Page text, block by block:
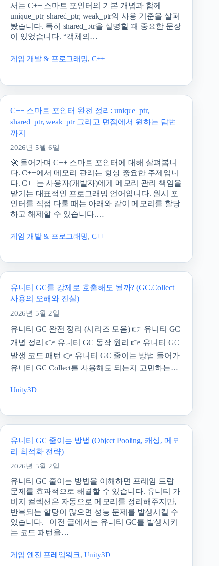
서는 C++ 스마트 포인터의 기본 개념과 함께
unique_ptr, shared_ptr, weak_ptr의 사용 기준을 살펴
봤습니다. 특히 shared_ptr을 설명할 때 중요한 문장
이 있었습니다. “객체의…
게임 개발 & 프로그래밍, C++
C++ 스마트 포인터 완전 정리: unique_ptr,
shared_ptr, weak_ptr 그리고 면접에서 원하는 답변
까지
2026년 5월 6일
🚀 들어가며 C++ 스마트 포인터에 대해 살펴봅니
다. C++에서 메모리 관리는 항상 중요한 주제입니
다. C++는 사용자(개발자)에게 메모리 관리 책임을
맡기는 대표적인 프로그래밍 언어입니다. 원시 포
인터를 직접 다룰 때는 아래와 같이 메모리를 할당
하고 해제할 수 있습니다.…
게임 개발 & 프로그래밍, C++
유니티 GC를 강제로 호출해도 될까? (GC.Collect
사용의 오해와 진실)
2026년 5월 2일
유니티 GC 완전 정리 (시리즈 모음) 👉 유니티 GC
개념 정리 👉 유니티 GC 동작 원리 👉 유니티 GC
발생 코드 패턴 👉 유니티 GC 줄이는 방법 들어가
유니티 GC Collect를 사용해도 되는지 고민하는…
Unity3D
유니티 GC 줄이는 방법 (Object Pooling, 캐싱, 메모
리 최적화 전략)
2026년 5월 2일
유니티 GC 줄이는 방법을 이해하면 프레임 드랍
문제를 효과적으로 해결할 수 있습니다. 유니티 가
비지 컬렉션은 자동으로 메모리를 정리해주지만,
반복되는 할당이 많으면 성능 문제를 발생시킬 수
있습니다. 이전 글에서는 유니티 GC를 발생시키
는 코드 패턴을…
게임 엔진 프레임워크, Unity3D